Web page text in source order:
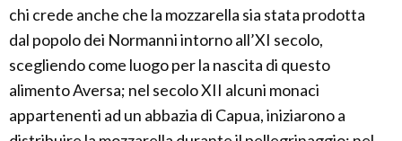
chi crede anche che la mozzarella sia stata prodotta
dal popolo dei Normanni intorno all’XI secolo,
scegliendo come luogo per la nascita di questo
alimento Aversa; nel secolo XII alcuni monaci
appartenenti ad un abbazia di Capua, iniziarono a